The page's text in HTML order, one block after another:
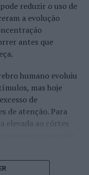
reduzir o uso de
a evolução
antes que
humano evoluiu
mas hoje
de
de atenção. Para
elevada ao córtex
digitais também